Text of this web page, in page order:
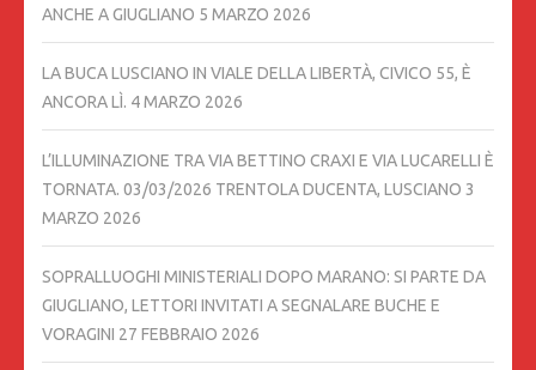
ANCHE A GIUGLIANO 5 MARZO 2026
LA BUCA LUSCIANO IN VIALE DELLA LIBERTÀ, CIVICO 55, È
ANCORA LÌ. 4 MARZO 2026
L’ILLUMINAZIONE TRA VIA BETTINO CRAXI E VIA LUCARELLI È
TORNATA. 03/03/2026 TRENTOLA DUCENTA, LUSCIANO 3
MARZO 2026
SOPRALLUOGHI MINISTERIALI DOPO MARANO: SI PARTE DA
GIUGLIANO, LETTORI INVITATI A SEGNALARE BUCHE E
VORAGINI 27 FEBBRAIO 2026